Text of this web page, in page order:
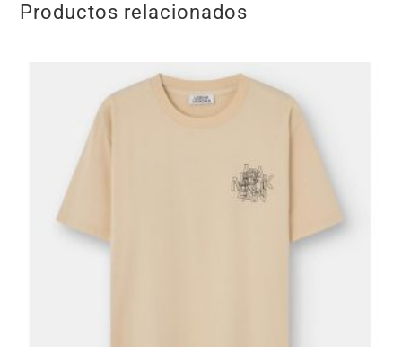
Productos relacionados